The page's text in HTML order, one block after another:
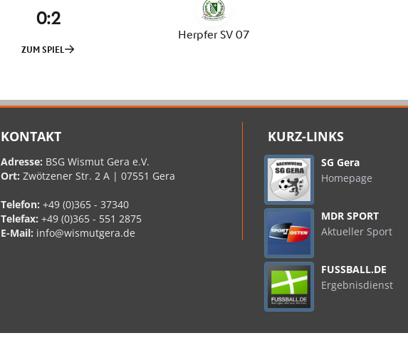
KONTAKT
Adresse: BSG Wismut Gera e.V.
Ort:Zwötzener Str. 2 A | 07551 Gera
Telefon:+49 (0)365 - 37340
Telefax:+49 (0)365 - 551 2875
E-Mail: info@wismutgera.de
KURZ-LINKS
SG Gera
Homepage
MDR SPORT
Aktueller Sport
FUSSBALL.DE
Ergebnisdienst